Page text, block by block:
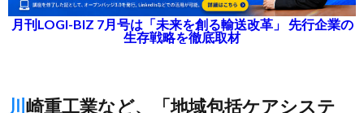
月刊LOGI-BIZ 7月号は「未来を創る輸送改革」 先行企業の
生存戦略を徹底取材
川崎重工業など、「地域包括ケアシステ